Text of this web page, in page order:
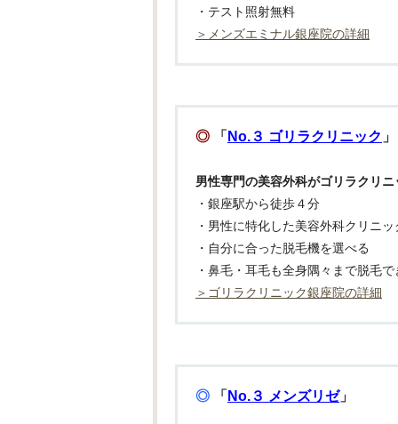
・テスト照射無料
＞メンズエミナル銀座院の詳細
◎ 「 No.３ ゴリラクリニック 」
男性専門の美容外科がゴリラクリニ
・銀座駅から徒歩４分
・男性に特化した美容外科クリニッ
・自分に合った脱毛機を選べる
・鼻毛・耳毛も全身隅々まで脱毛で
＞ゴリラクリニック銀座院の詳細
◎ 「 No.３ メンズリゼ」